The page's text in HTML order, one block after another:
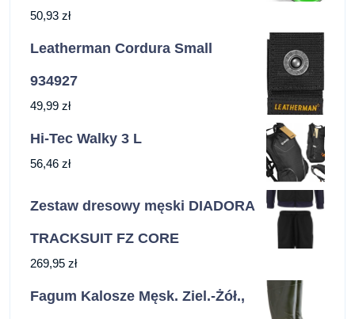
50,93 zł
Leatherman Cordura Small
934927
49,99 zł
Hi-Tec Walky 3 L
56,46 zł
Zestaw dresowy męski DIADORA
TRACKSUIT FZ CORE
269,95 zł
Fagum Kalosze Męsk. Ziel.-Żół.,